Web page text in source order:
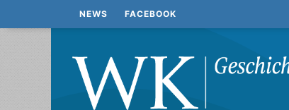
NEWS FACEBOOK